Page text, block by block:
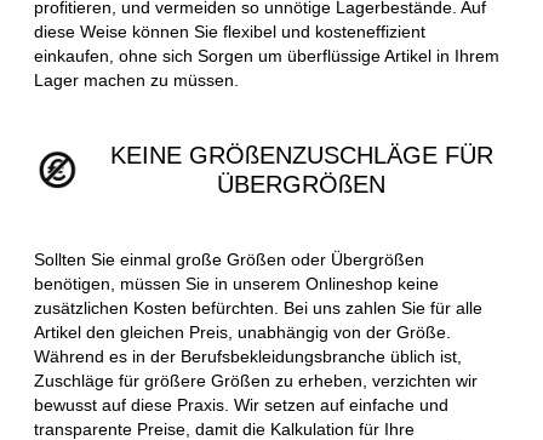
profitieren, und vermeiden so unnötige Lagerbestände. Auf
diese Weise können Sie flexibel und kosteneffizient
einkaufen, ohne sich Sorgen um überflüssige Artikel in Ihrem
Lager machen zu müssen.
KEINE GRÖßENZUSCHLÄGE FÜR
ÜBERGRÖßEN
Sollten Sie einmal große Größen oder Übergrößen
benötigen, müssen Sie in unserem Onlineshop keine
zusätzlichen Kosten befürchten. Bei uns zahlen Sie für alle
Artikel den gleichen Preis, unabhängig von der Größe.
Während es in der Berufsbekleidungsbranche üblich ist,
Zuschläge für größere Größen zu erheben, verzichten wir
bewusst auf diese Praxis. Wir setzen auf einfache und
transparente Preise, damit die Kalkulation für Ihre